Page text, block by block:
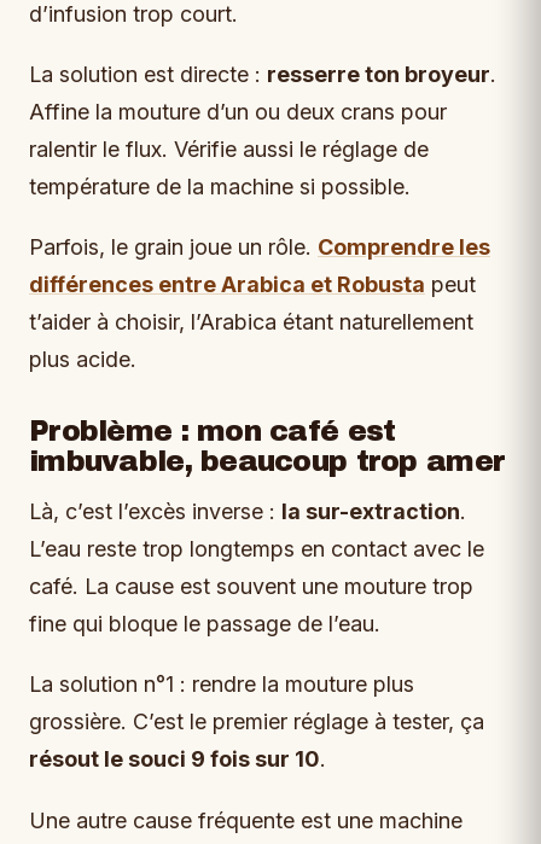
d’infusion trop court.
La solution est directe : resserre ton broyeur.
Affine la mouture d’un ou deux crans pour
ralentir le flux. Vérifie aussi le réglage de
température de la machine si possible.
Parfois, le grain joue un rôle. Comprendre les
différences entre Arabica et Robusta peut
t’aider à choisir, l’Arabica étant naturellement
plus acide.
Problème : mon café est
imbuvable, beaucoup trop amer
Là, c’est l’excès inverse : la sur-extraction.
L’eau reste trop longtemps en contact avec le
café. La cause est souvent une mouture trop
fine qui bloque le passage de l’eau.
La solution n°1 : rendre la mouture plus
grossière. C’est le premier réglage à tester, ça
résout le souci 9 fois sur 10.
Une autre cause fréquente est une machine